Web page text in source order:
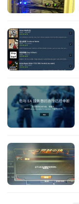
维
网
络
安
全
i
u
x
运
维